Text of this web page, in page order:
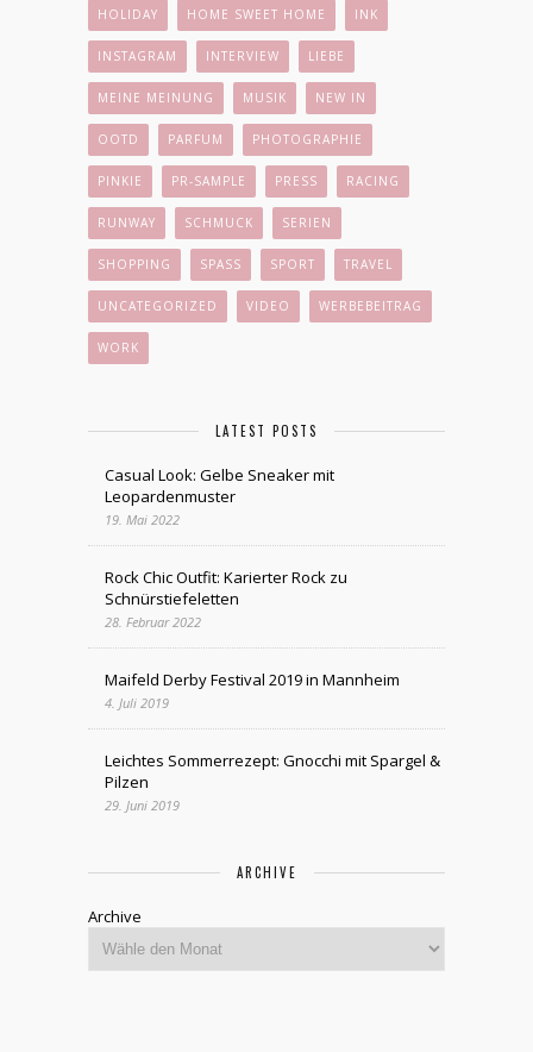
HOLIDAY HOME SWEET HOME INK
INSTAGRAM INTERVIEW LIEBE
MEINE MEINUNG MUSIK NEW IN
OOTD PARFUM PHOTOGRAPHIE
PINKIE PR-SAMPLE PRESS RACING
RUNWAY SCHMUCK SERIEN
SHOPPING SPASS SPORT TRAVEL
UNCATEGORIZED VIDEO WERBEBEITRAG
WORK
LATEST POSTS
Casual Look: Gelbe Sneaker mit
Leopardenmuster
19. Mai 2022
Rock Chic Outfit: Karierter Rock zu
Schnürstiefeletten
28. Februar 2022
Maifeld Derby Festival 2019 in Mannheim
4. Juli 2019
Leichtes Sommerrezept: Gnocchi mit Spargel &
Pilzen
29. Juni 2019
ARCHIVE
Archive